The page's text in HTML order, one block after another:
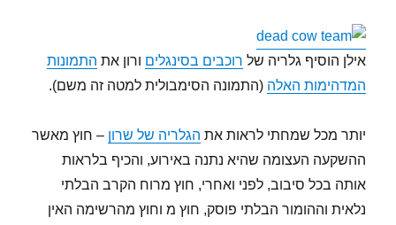
אילן הוסיף גלריה של רוכבים בסינגלים ורון את התמונות
המדהימות האלה (התמונה הסימבולית למטה זה משם).
יותר מכל שמחתי לראות את הגלריה של שרון – חוץ מאשר
ההשקעה העצומה שהיא נתנה באירוע, והכיף בלראות
אותה בכל סיבוב, לפני ואחרי, חוץ מרוח הקרב הבלתי
נלאית וההומור הבלתי פוסק, חוץ מ וחוץ מהרשימה האין